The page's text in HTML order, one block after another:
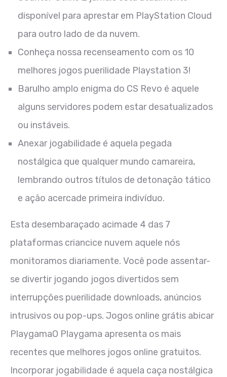
disponível para aprestar em PlayStation Cloud
para outro lado de da nuvem.
Conheça nossa recenseamento com os 10
melhores jogos puerilidade Playstation 3!
Barulho amplo enigma do CS Revo é aquele
alguns servidores podem estar desatualizados
ou instáveis.
Anexar jogabilidade é aquela pegada
nostálgica que qualquer mundo camareira,
lembrando outros títulos de detonação tático
e ação acercade primeira indivíduo.
Esta desembaraçado acimade 4 das 7
plataformas criancice nuvem aquele nós
monitoramos diariamente. Você pode assentar-
se divertir jogando jogos divertidos sem
interrupções puerilidade downloads, anúncios
intrusivos ou pop-ups. Jogos online grátis abicar
PlaygamaO Playgama apresenta os mais
recentes que melhores jogos online gratuitos.
Incorporar jogabilidade é aquela caça nostálgica